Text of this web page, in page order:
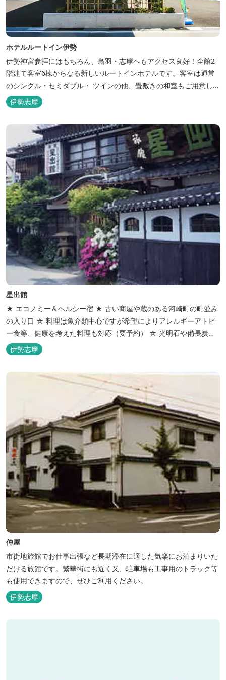
ホテルルートイン伊勢
伊勢神宮参拝にはもちろん、鳥羽・志摩へもアクセス良好！全館2
階建て客室6棟からなる新しいルートインホテルです。客室は通常
のシングル・セミダブル・ ツインの他、畳敷きの和室もご用意して
おります。 （和室はベッドが設置されています）靴を脱いでお部屋
でおくつろぎください。 また、朝食バイキング無料サービス（営業
Fi・LAN接...
伊勢志摩
星出館
★ エコノミー＆ヘルシー宿 ★ 古い商屋や蔵のある河崎町の町並み
の入り口 ☆ 料理は魚介類中心ですが希望によりアレルギーアトピ
ー食等、健康を考えた料理も対応（要予約） ☆ 光明石や備長炭を
設置した青森ヒバと信楽焼のお風呂で心身のリフレッシュを！
【Japanese Inn Group 会員です】
伊勢志摩
仲屋
市街地旅館でお仕事出張など長期滞在に適した気楽にお泊まりいた
だける旅館です。繁華街にも近く又、駐車場も工事用のトラック等
も使用できますので、ぜひご利用ください。
伊勢志摩